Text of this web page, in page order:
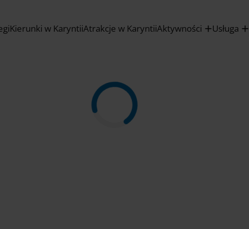
Kierunki w KaryntiiAtrakcje w KaryntiiAktywności Usługa